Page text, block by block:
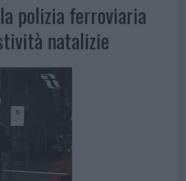
polizia ferroviaria
natalizie